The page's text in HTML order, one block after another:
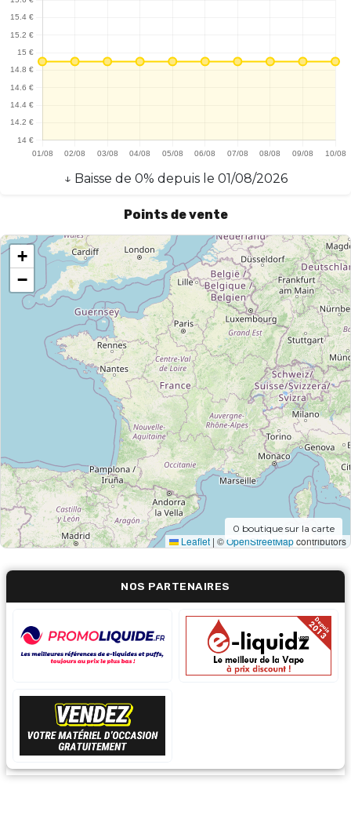
↓ Baisse de 0% depuis le 01/08/2026
Points de vente
+
−
Leaflet | ©OpenStreetMapcontributors
0 boutique sur la carte
NOS PARTENAIRES